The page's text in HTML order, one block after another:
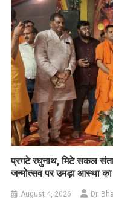
प्रगटे रघुनाथ, मिटे सकल
जन्मोत्सव पर उमड़ा आस्था
August 4, 2026 Dr.